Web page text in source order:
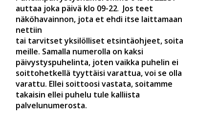
auttaa joka päivä klo 09-22. Jos teet
näköhavainnon, jota et ehdi itse laittamaan
nettiin
tai tarvitset yksilölliset etsintäohjeet, soita
meille. Samalla numerolla on kaksi
päivystyspuhelinta, joten vaikka puhelin ei
soittohetkellä tyyttäisi varattua, voi se olla
varattu. Ellei soittoosi vastata, soitamme
takaisin ellei puhelu tule kalliista
palvelunumerosta.